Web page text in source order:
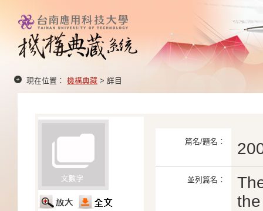
現在位置： 機構典藏 > 詳目
篇名/題名：
並列篇名：